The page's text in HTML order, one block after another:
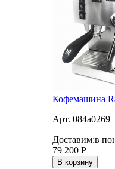
Кофемашина
Арт. 084a0269
Доставим:в
79 200 Р
В корзину